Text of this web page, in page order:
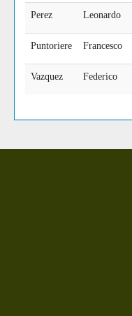
Perez Leonardo
Puntoriere Francesco
Vazquez Federico